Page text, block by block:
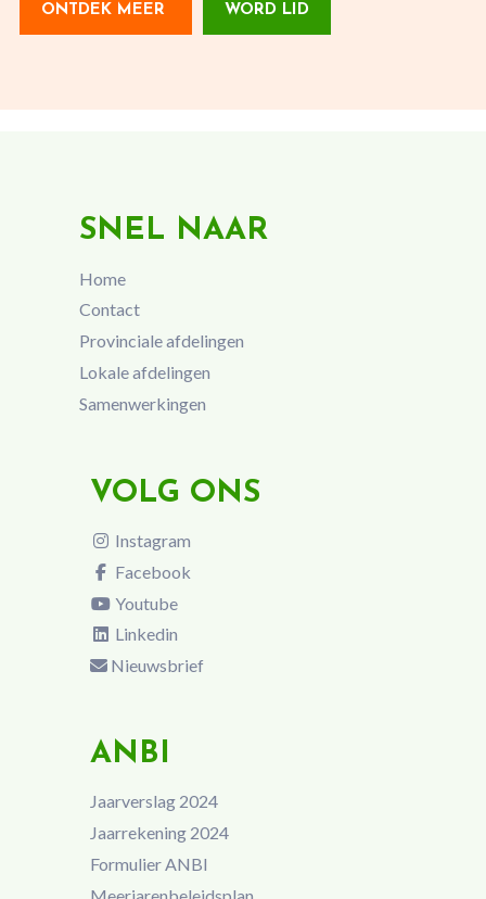
ONTDEK MEER WORD LID
SNEL NAAR
Home
Contact
Provinciale afdelingen
Lokale afdelingen
Samenwerkingen
VOLG ONS
Instagram
Facebook
Youtube
Linkedin
Nieuwsbrief
ANBI
Jaarverslag 2024
Jaarrekening 2024
Formulier ANBI